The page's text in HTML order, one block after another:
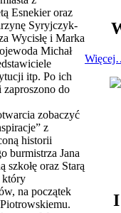
Esnekier oraz
Syryjczyk-
Wycisłę i Marka
Michał
itp. Po ich
do
zobaczyć
z
historii
burmistrza Jana
oraz Starą
który
na początek